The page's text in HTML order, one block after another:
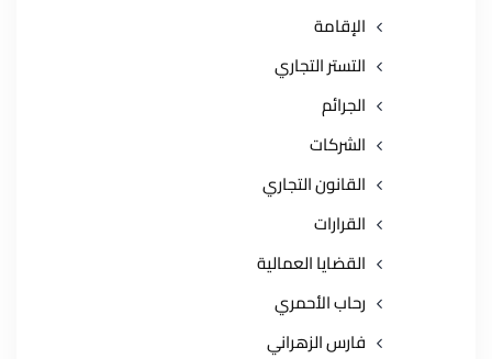
الإقامة
التستر التجاري
الجرائم
الشركات
القانون التجاري
القرارات
القضايا العمالية
رحاب الأحمري
فارس الزهراني